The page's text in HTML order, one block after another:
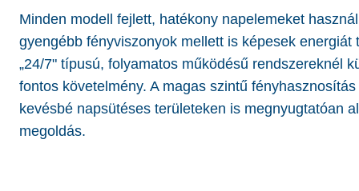
Minden modell fejlett, hatékony napelemeket
gyengébb fényviszonyok mellett is képesek energiát
„24/7" típusú, folyamatos működésű rendszereknél
fontos követelmény. A magas szintű
kevésbé napsütéses területeken is megnyugtatóan
megoldás.